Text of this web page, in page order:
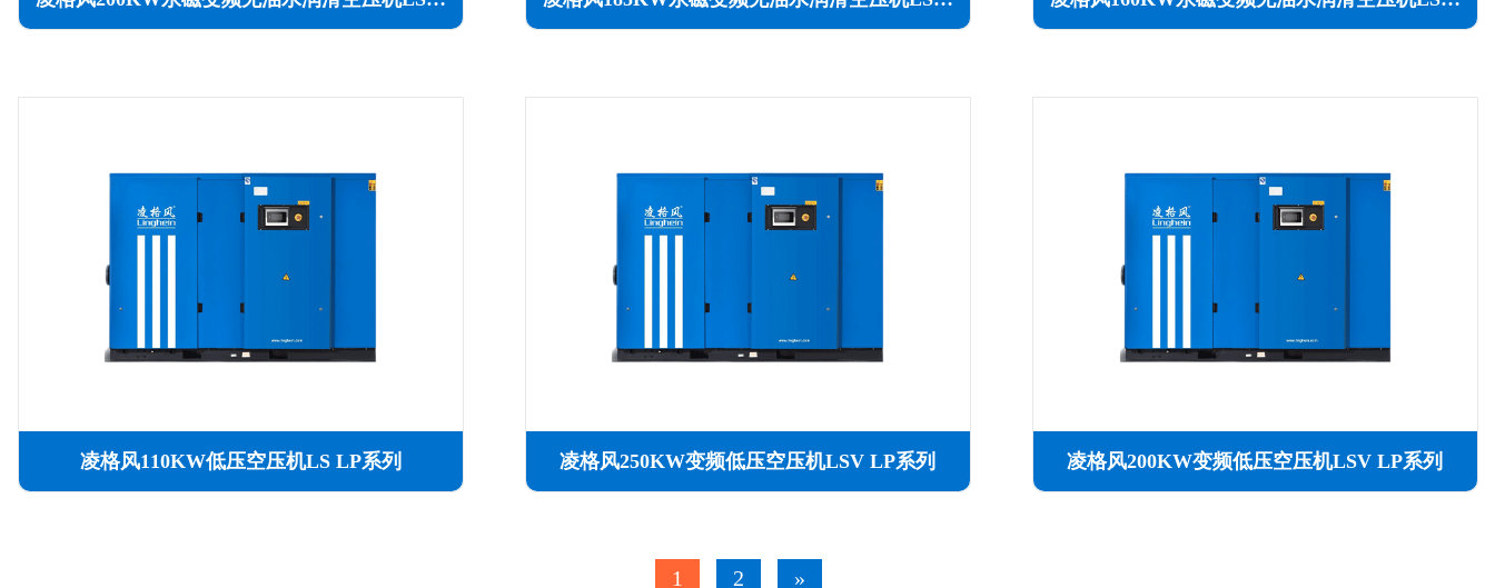
凌格风110KW低压空压机LS LP系列 凌格风250KW变频低压空压机LSV LP系列 凌格风200KW变频低压空压机LSV LP系列
1 2 »